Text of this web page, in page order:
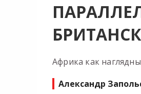
Африка как
Александр